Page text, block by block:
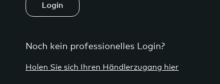
Login
Noch kein professionelles Login?
Holen Sie sich Ihren Händlerzugang hier